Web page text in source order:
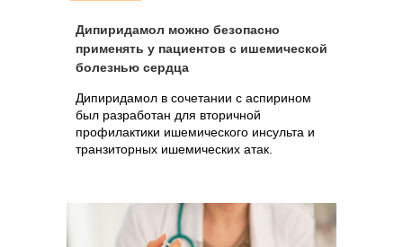
Дипиридамол можно безопасно
применять у пациентов с ишемической
болезнью сердца
Дипиридамол в сочетании с аспирином
был разработан для вторичной
профилактики ишемического инсульта и
транзиторных ишемических атак.